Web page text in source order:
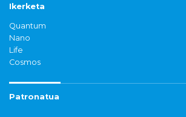
Ikerketa
Quantum
Nano
Life
Cosmos
Patronatua